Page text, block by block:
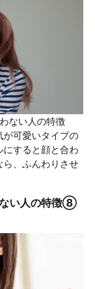
ない人の特徴
が可愛いタイプの
すると顔と合わ
ら、ふんわりさせ
ない人の特徴⑧